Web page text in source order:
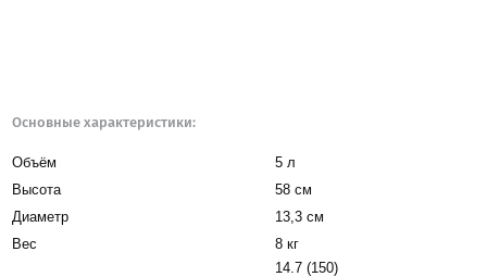
Основные характеристики:
Объём
5 л
Высота
58 см
Диаметр
13,3 см
Вес
8 кг
14.7 (150)